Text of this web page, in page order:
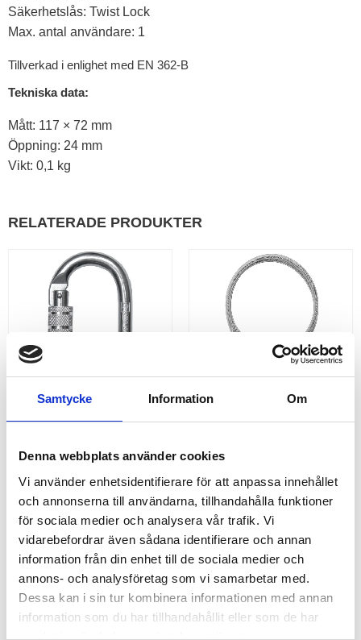
Samtycke Information Om
Denna webbplats använder cookies
Vi använder enhetsidentifierare för att anpassa innehållet
och annonserna till användarna, tillhandahålla funktioner
för sociala medier och analysera vår trafik. Vi
vidarebefordrar även sådana identifierare och annan
information från din enhet till de sociala medier och
annons- och analysföretag som vi samarbetar med.
Dessa kan i sin tur kombinera informationen med annan
information som du har tillhandahållit eller som de har
samlat in när du har använt deras tjänster.
Säkerhetslås: Twist Lock
Max. antal användare: 1
Tillverkad i enlighet med EN 362-B
Tekniska data:
Mått: 117 × 72 mm
Öppning: 24 mm
Vikt: 0,1 kg
RELATERADE PRODUKTER
Lättviktskarbinhake med
skruvlås avsedd för de flesta
användningsområden inom
105,00
KÖP
Förankringslina med
karbinhake Längd: 1mtr
Förankringslina ø: 16mm
Material: Varmförzinkat stål
Tillverkad i enlighet med EN
354, EN 795-B
319,00
KÖP
ANDRA KÖPTE ÄVEN